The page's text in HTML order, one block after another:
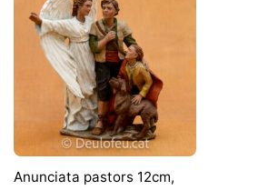
Anunciata pastors 12cm,